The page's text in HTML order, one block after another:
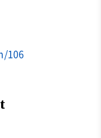
106